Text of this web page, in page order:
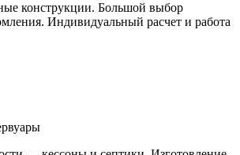
конструкции. Большой выбор
Индивидуальный расчет и работа